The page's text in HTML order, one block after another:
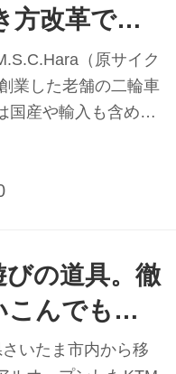
方改革で余
スクバー
ーサイクル
取締役 原 豪
（原サイク
業した老舗の二輪車
国産や輸入も含め、
現在は趣味性の高
19年に専売店として
んは同ブランドの魅
方で、職場環境にも
いう。
びの道具。徹
こんでもら
埼玉 代表
いたま市内から移